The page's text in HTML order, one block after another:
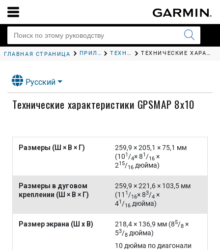
ГЛАВНАЯ СТРАНИЦА ПРИЛОЖЕНИЕ ТЕХНИЧЕСКИЕ ХАРАКТЕРИСТИКИ ТЕХНИЧЕСКИЕ ХАРАКТЕРИСТИКИ
Русский
Технические характеристики GPSMAP 8x10
Размеры (Ш × В × Г)
259,9 × 205,1 × 75,1 мм
(101/4× 81/16 ×
215/16 дюйма)
Размеры в дуговом
креплении (Ш × В × Г)
259,9 × 221,6 × 103,5 мм
(11 1/16× 83/4 ×
41/16 дюйма)
Размер экрана (Ш x В) 218,4 × 136,9 мм (85/8 ×
53/8 дюйма)
10 дюйма по диагонали